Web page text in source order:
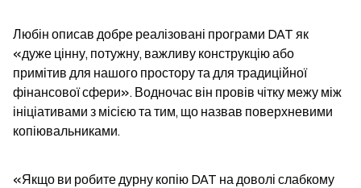
Любін описав добре реалізовані програми DAT як
«дуже цінну, потужну, важливу конструкцію або
примітив для нашого простору та для традиційної
фінансової сфери». Водночас він провів чітку межу між
ініціативами з місією та тим, що назвав поверхневими
копіювальниками.
«Якщо ви робите дурну копію DAT на доволі слабкому